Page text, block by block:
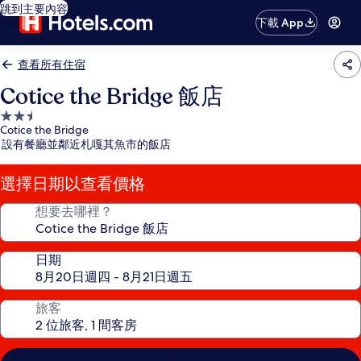
跳到主要內容
下載 App
查看所有住宿
Cotice the Bridge 飯店
2.5
星
級
住
宿
Cotice the Bridge
設有餐廳並鄰近札嘎其魚市的飯店
選擇日期以查看價格
想要去哪裡？
日期
旅客